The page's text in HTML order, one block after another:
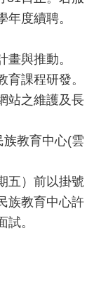
度續聘。
畫與推動。
育課程研發。
站之維護及長
教育中心(雲
五）前以掛號
族教育中心許
。